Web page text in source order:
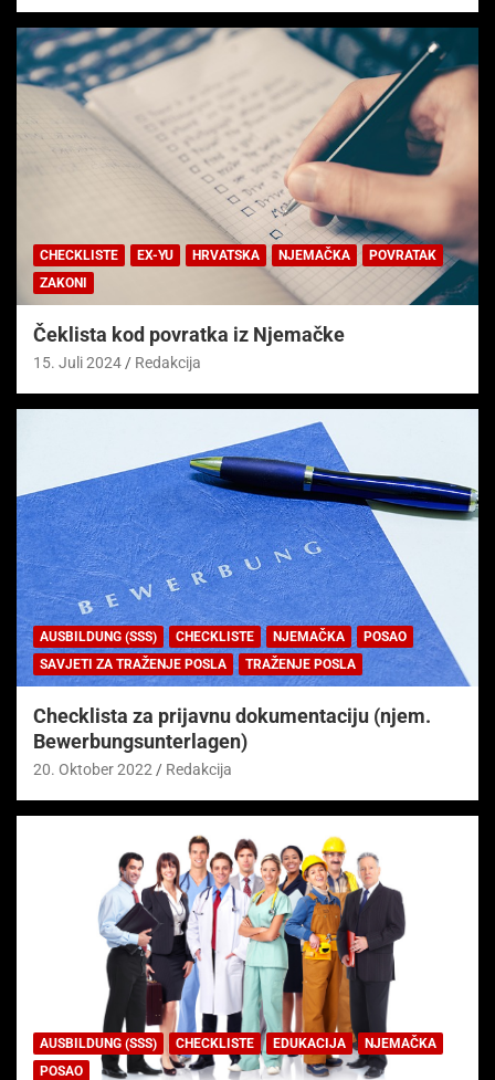
CHECKLISTE EX-YU HRVATSKA NJEMAČKA
POVRATAK
ZAKONI
Čeklista kod povratka iz Njemačke
15. Juli 2024 Redakcija
AUSBILDUNG (SSS) CHECKLISTE NJEMAČKA
POSAO
SAVJETI ZA TRAŽENJE POSLA
TRAŽENJE POSLA
Checklista za prijavnu dokumentaciju (njem.
Bewerbungsunterlagen)
20. Oktober 2022 Redakcija
AUSBILDUNG (SSS) CHECKLISTE EDUKACIJA
NJEMAČKA
POSAO